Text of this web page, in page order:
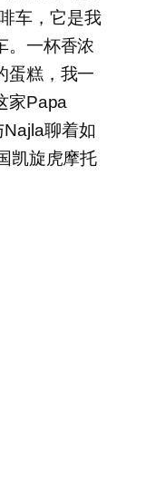
车，它是我
。一杯香浓
蛋糕，我一
家Papa
聊着如
凯旋虎摩托